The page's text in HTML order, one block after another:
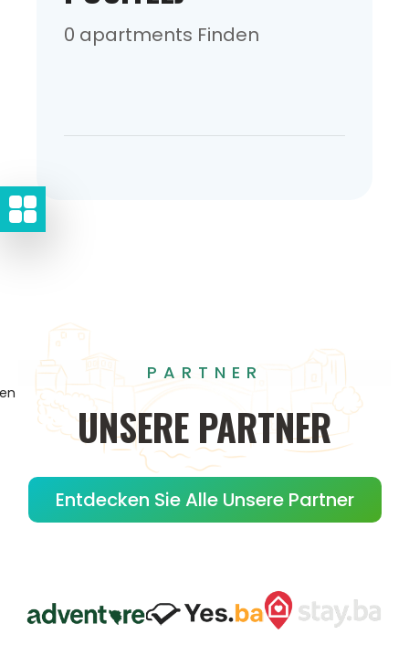
0 apartments Finden
PARTNER
UNSERE PARTNER
Entdecken Sie Alle Unsere Partner